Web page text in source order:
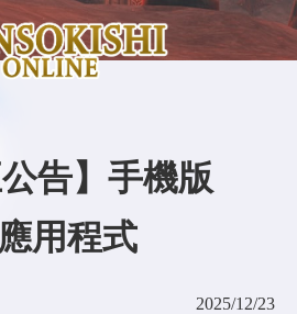
公告】手機版
用程式
2025/12/23